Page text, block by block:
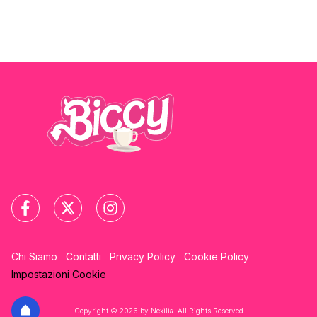
Chi Siamo Contatti Privacy Policy
Cookie Policy
Impostazioni Cookie
Copyright © 2026 by Nexilia. All Rights Reserved